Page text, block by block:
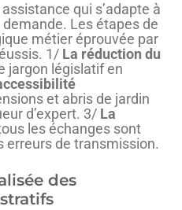
qui s’adapte à
Les étapes de
métier éprouvée par
1/ La réduction du
jargon législatif en
et abris de jardin
d’expert. 3/ La
les échanges sont
erreurs de transmission.
des